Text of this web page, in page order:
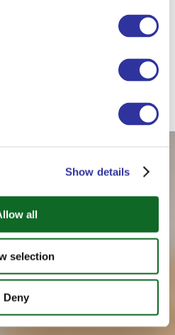
Show details
all
selection
Deny